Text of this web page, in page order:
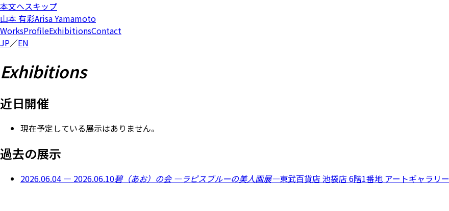
本文へスキップ
山本 有彩Arisa Yamamoto
WorksProfileExhibitionsContact
JP／EN
Exhibitions
近日開催
現在予定している展示はありません。
過去の展示
2026.06.04 — 2026.06.10碧（あお）の会 ―ラピスブルーの美人画展―東武百貨店 池袋店 6階1番地 アートギャラリー